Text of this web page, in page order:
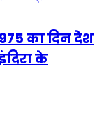
का दिन देश
के